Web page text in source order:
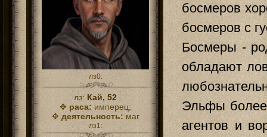
лз0:
лз: Кай, 52
✥ раса: имперец;
✥ деятельность: маг
лз1:
босмеров
босмеров с
Босмеры -
обладают
Эльфы более
агентов и